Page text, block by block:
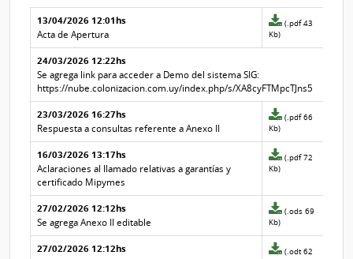
Aclaraciones del llamado
Fecha y
texto de
la
aclaración
Archivo
de la
aclaración
13/04/2026 12:01hs
Acta de Apertura
Archivo
de
Nº
5
(.pdf 43
Kb)
24/03/2026 12:22hs
Se agrega link para acceder a Demo del sistema SIG:
https://nube.colonizacion.com.uy/index.php/s/XA8cyFTMpcTJns5
23/03/2026 16:27hs
Respuesta a consultas referente a Anexo II
Archivo
de
la
3
(.pdf 66
Kb)
16/03/2026 13:17hs
Aclaraciones al llamado relativas a garantías y
certificado Mipymes
Archivo
la
aclaración
2
(.pdf 72
Kb)
27/02/2026 12:12hs
Se agrega Anexo II editable
Archivo
de
la
(.ods 69
Kb)
27/02/2026 12:12hs
Archivo
(.odt 62